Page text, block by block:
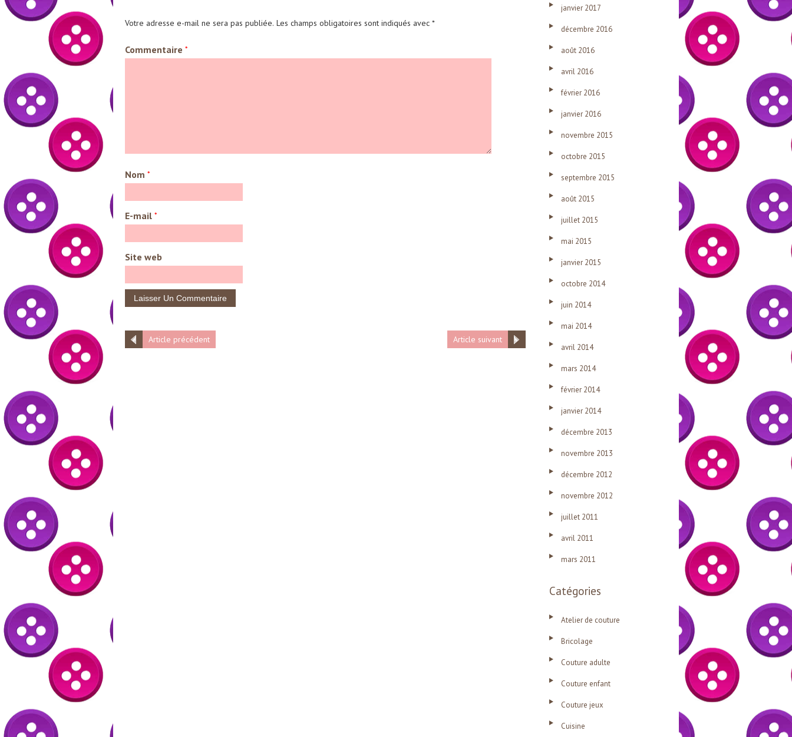
Votre adresse e-mail ne sera pas publiée. Les champs obligatoires sont indiqués avec *
Commentaire *
Nom *
E-mail *
Site web
Article précédent Article suivant
janvier 2017
décembre 2016
août 2016
avril 2016
février 2016
janvier 2016
novembre 2015
octobre 2015
septembre 2015
août 2015
juillet 2015
mai 2015
janvier 2015
octobre 2014
juin 2014
mai 2014
avril 2014
mars 2014
février 2014
janvier 2014
décembre 2013
novembre 2013
décembre 2012
novembre 2012
juillet 2011
avril 2011
mars 2011
Catégories
Atelier de couture
Bricolage
Couture adulte
Couture enfant
Couture jeux
Cuisine